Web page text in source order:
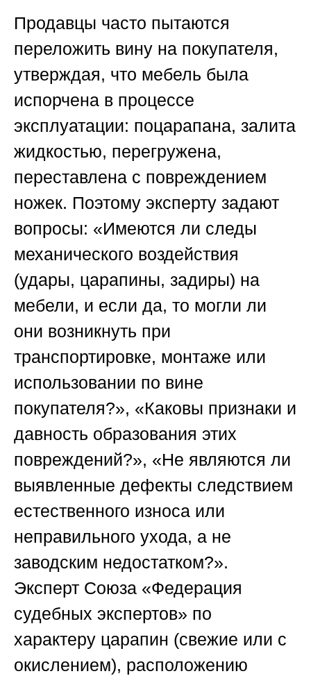
Продавцы часто пытаются
переложить вину на покупателя,
утверждая, что мебель была
испорчена в процессе
эксплуатации: поцарапана, залита
жидкостью, перегружена,
переставлена с повреждением
ножек. Поэтому эксперту задают
вопросы: «Имеются ли следы
механического воздействия
(удары, царапины, задиры) на
мебели, и если да, то могли ли
они возникнуть при
транспортировке, монтаже или
использовании по вине
покупателя?», «Каковы признаки и
давность образования этих
повреждений?», «Не являются ли
выявленные дефекты следствием
естественного износа или
неправильного ухода, а не
заводским недостатком?».
Эксперт Союза «Федерация
судебных экспертов» по
характеру царапин (свежие или с
окислением), расположению